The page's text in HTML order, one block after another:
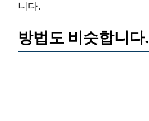
니다.
방법도 비슷합니다.